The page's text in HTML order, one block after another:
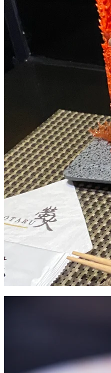
天婦羅定食，每款套餐都配
啡。